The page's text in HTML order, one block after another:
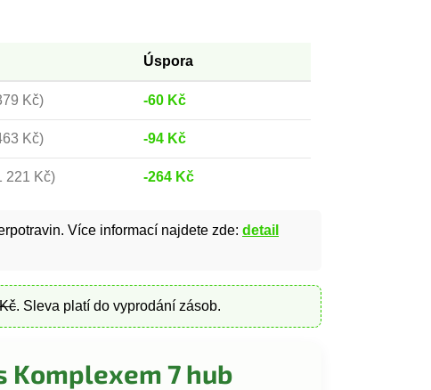
Úspora
Kč) -60 Kč
Kč) -94 Kč
221 Kč) -264 Kč
Více informací najdete zde: detail
. Sleva platí do vyprodání zásob.
7 hub